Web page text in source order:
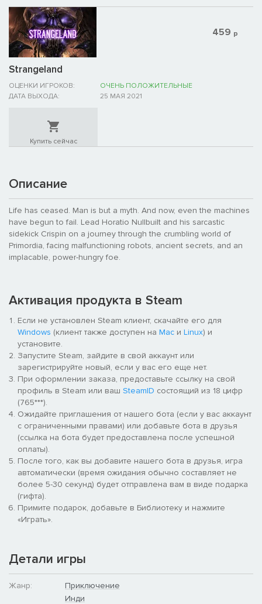
Strangeland
ОЦЕНКИ ИГРОКОВ:
ОЧЕНЬ ПОЛОЖИТЕЛЬНЫЕ
ДАТА ВЫХОДА:
25 МАЯ 2021
459 р
Купить сейчас
Описание
Life has ceased. Man is but a myth. And now, even the machines
have begun to fail. Lead Horatio Nullbuilt and his sarcastic
sidekick Crispin on a journey through the crumbling world of
Primordia, facing malfunctioning robots, ancient secrets, and an
implacable, power-hungry foe.
Активация продукта в Steam
Если не установлен Steam клиент, скачайте его для
Windows (клиент также доступен на Mac и Linux) и
установите.
Запустите Steam, зайдите в свой аккаунт или
зарегистрируйте новый, если у вас его еще нет.
При оформлении заказа, предоставьте ссылку на свой
профиль в Steam или ваш SteamID состоящий из 18 цифр
(765***).
Ожидайте приглашения от нашего бота (если у вас аккаунт
с ограниченными правами) или добавьте бота в друзья
(ссылка на бота будет предоставлена после успешной
оплаты).
После того, как вы добавите нашего бота в друзья, игра
автоматически (время ожидания обычно составляет не
более 5-30 секунд) будет отправлена вам в виде подарка
(гифта).
Примите подарок, добавьте в Библиотеку и нажмите
«Играть».
Детали игры
Жанр:
Приключение
Инди